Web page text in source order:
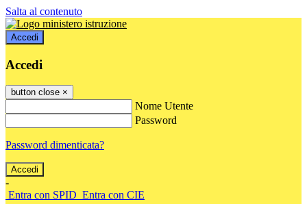
Salta al contenuto
Accedi
Accedi
button close ×
Nome Utente
Password
Password dimenticata?
-
Entra con SPID Entra con CIE